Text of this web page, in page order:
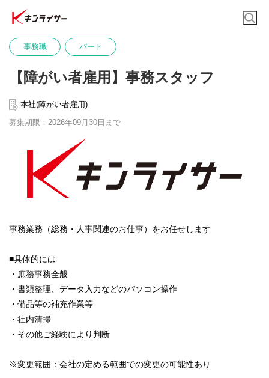
事務職 パート
【障がい者雇用】事務スタッフ
本社(障がい者雇用)
募集期限：2026年09月30日まで
事務業務（総務・人事関連のお仕事）をお任せします
■具体的には
・庶務事務全般
・書類整理、データ入力などのパソコン操作
・備品等の補充作業等
・社内清掃
・その他ご経験により判断
※変更範囲：会社の定める範囲での変更の可能性あり